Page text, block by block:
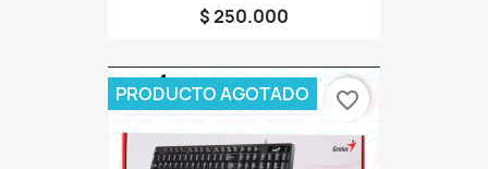
$ 250.000
PRODUCTO AGOTADO favorite_border